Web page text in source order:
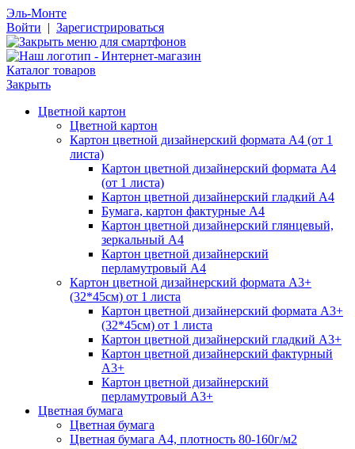
Эль-Монте
Войти | Зарегистрироваться
Каталог товаров
Закрыть
Цветной картон
Цветной картон
Картон цветной дизайнерский формата А4 (от 1
листа)
Картон цветной дизайнерский формата А4
(от 1 листа)
Картон цветной дизайнерский гладкий А4
Бумага, картон фактурные А4
Картон цветной дизайнерский глянцевый,
зеркальный А4
Картон цветной дизайнерский
перламутровый А4
Картон цветной дизайнерский формата А3+
(32*45см) от 1 листа
Картон цветной дизайнерский формата А3+
(32*45см) от 1 листа
Картон цветной дизайнерский гладкий А3+
Картон цветной дизайнерский фактурный
А3+
Картон цветной дизайнерский
перламутровый А3+
Цветная бумага
Цветная бумага
Цветная бумага А4, плотность 80-160г/м2